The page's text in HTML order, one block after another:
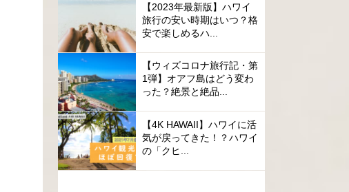
【2023年最新版】ハワイ
旅行の安い時期はいつ？格
安で楽しめるハ...
【ウィズコロナ旅行記・第
1弾】オアフ島はどう変わ
った？絶景と絶品...
【4K HAWAII】ハワイに活
気が戻ってきた！？ハワイ
の「クヒ...